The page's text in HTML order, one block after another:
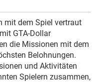
mit dem Spiel vertraut
GTA-Dollar
die Missionen mit dem
Belohnungen.
und Aktivitäten
Spielern zusammen,